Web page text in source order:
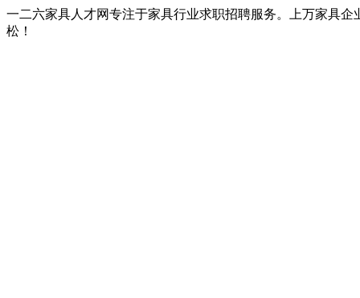
一二六家具人才网专注于家具行业求职招聘服务。上万家具
松！